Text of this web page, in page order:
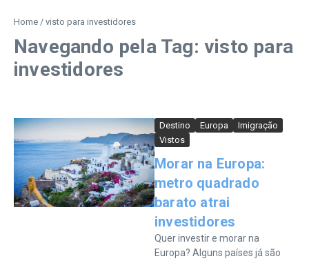
Home / visto para investidores
Navegando pela Tag: visto para
investidores
Destino Europa
Imigração
Vistos
Morar na Europa:
metro quadrado
barato atrai
investidores
Quer investir e morar na
Europa? Alguns países já são